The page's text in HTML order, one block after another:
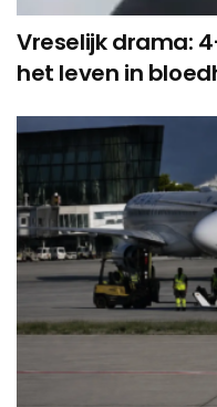
Vreselijk drama:
het leven in